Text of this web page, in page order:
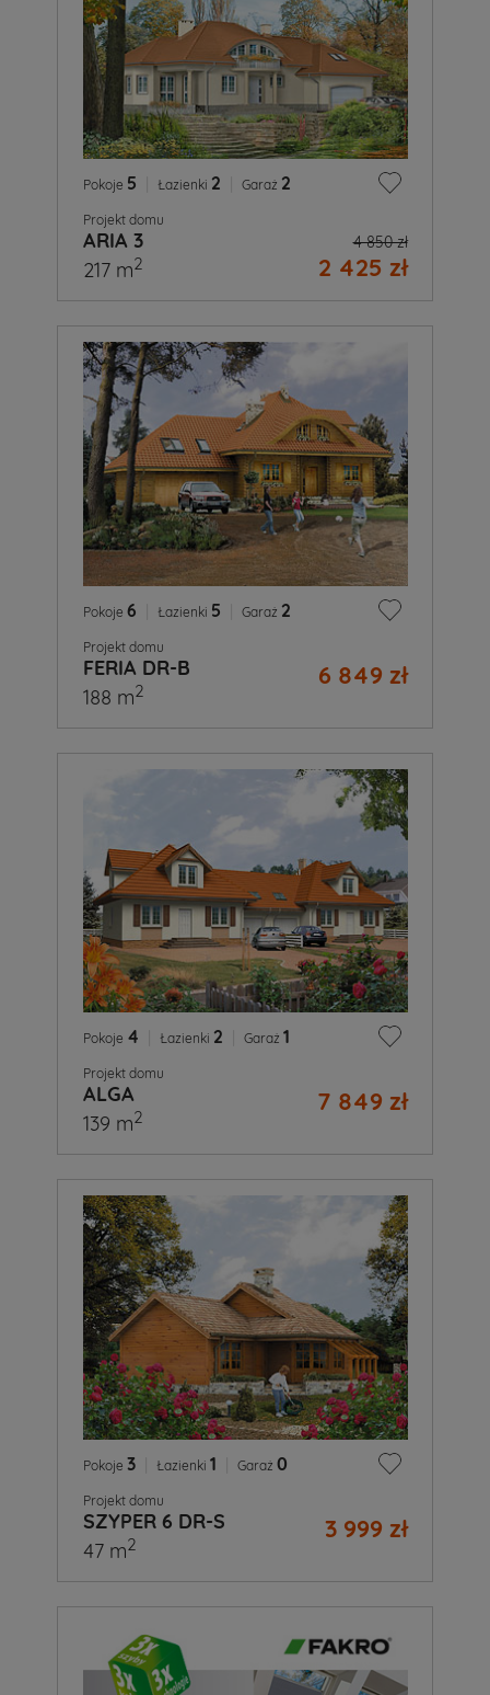
Pokoje 5 Łazienki 2 Garaż 2
Projekt domu
ARIA 3 4 850 zł
2 425 zł
217 m2
Pokoje 6 Łazienki 5 Garaż 2
Projekt domu
FERIA DR-B 6 849 zł
188 m2
Pokoje 4 Łazienki 2 Garaż 1
Projekt domu
ALGA 7 849 zł
139 m2
Pokoje 3 Łazienki 1 Garaż 0
Projekt domu
SZYPER 6 DR-S 3 999 zł
47 m2